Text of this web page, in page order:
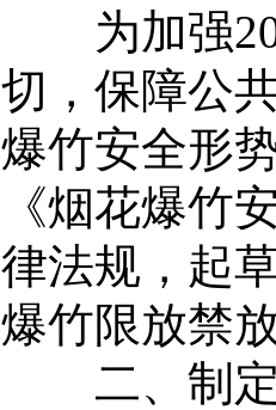
为加强
切，保障公
爆竹安全形
《烟花爆竹
律法规，起
爆竹限放禁
二、制定